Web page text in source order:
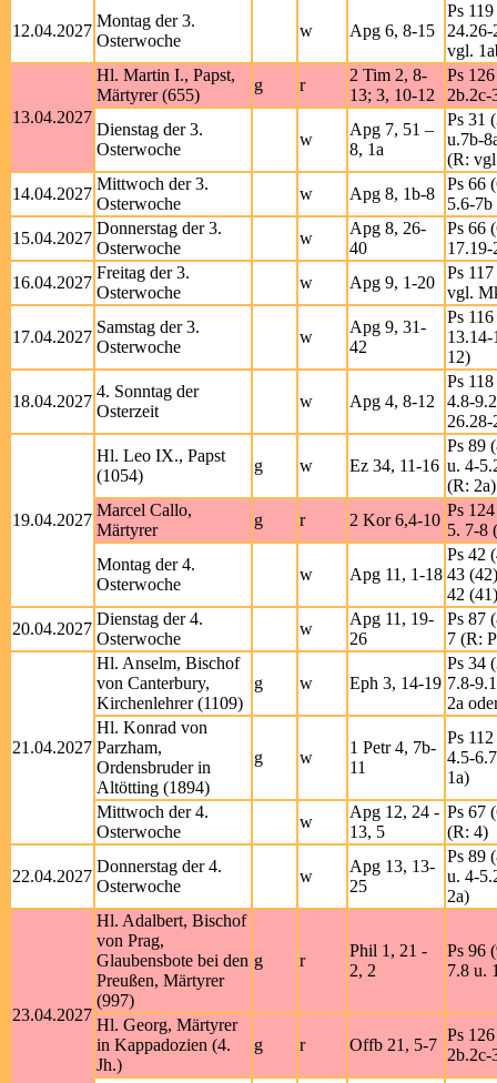
12.04.2027
Montag der 3.
Osterwoche
w Apg 6, 8-15
Ps
vgl.
13.04.2027
Hl. Martin I., Papst,
Märtyrer (655)
g r
2 Tim 2, 8-
13; 3, 10-12
Ps
2b.2c-
Dienstag der 3.
Osterwoche
w
Apg 7, 51 –
8, 1a
Ps 31
u.7b-
(R:
14.04.2027
Mittwoch der 3.
Osterwoche
w Apg 8, 1b-8
Ps 66
5.6-
15.04.2027
Donnerstag der 3.
Osterwoche
w
Apg 8, 26-
40
Ps 66
16.04.2027
Freitag der 3.
Osterwoche
w Apg 9, 1-20
Ps
vgl.
17.04.2027
Samstag der 3.
Osterwoche
w
Apg 9, 31-
42
Ps
12)
18.04.2027
4. Sonntag der
Osterzeit
w Apg 4, 8-12
Ps
4.8-
19.04.2027
Hl. Leo IX., Papst
(1054)
g w Ez 34, 11-16
Ps 89
u. 4-
(R: 2a)
Marcel Callo,
Märtyrer
g r 2 Kor 6,4-10
Ps
5. 7-8
Montag der 4.
Osterwoche
w Apg 11, 1-18
Ps 42
43
42
20.04.2027
Dienstag der 4.
Osterwoche
w
Apg 11, 19-
26
Ps 87
7 (R:
21.04.2027
Hl. Anselm, Bischof
von Canterbury,
Kirchenlehrer (1109)
g w Eph 3, 14-19
Ps 34
7.8-
2a
Hl. Konrad von
Parzham,
Ordensbruder in
Altötting (1894)
g w
1 Petr 4, 7b-
11
Ps
4.5-
1a)
Mittwoch der 4.
Osterwoche
w
Apg 12, 24 -
13, 5
Ps 67
(R: 4)
22.04.2027
Donnerstag der 4.
Osterwoche
w
Apg 13, 13-
25
Ps 89
u. 4-
2a)
23.04.2027
Hl. Adalbert, Bischof
von Prag,
Glaubensbote bei den
Preußen, Märtyrer
(997)
g r
Phil 1, 21 -
2, 2
Ps 96
7.8 u.
Hl. Georg, Märtyrer
in Kappadozien (4.
Jh.)
g r Offb 21, 5-7
Ps
2b.2c-